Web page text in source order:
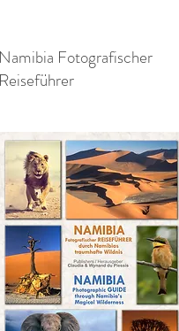
Namibia Fotografischer
Reiseführer